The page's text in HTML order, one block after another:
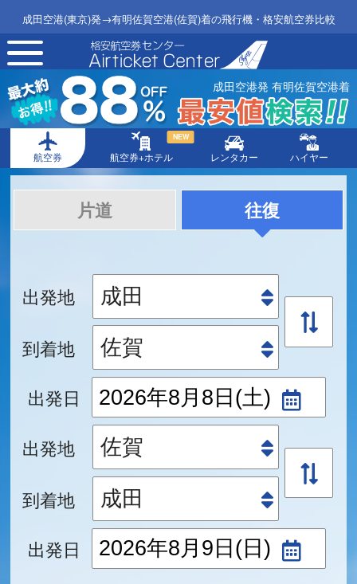
成田空港(東京)発→有明佐賀空港(佐賀)着の飛行機・格安航空券比較
toggle
navigation
成田空港発 有明佐賀空港着
航空券 航空券+ホテル
NEW
レンタカー ハイヤー
片道 往復
出発地
到着地
出発日
出発地
到着地
出発日